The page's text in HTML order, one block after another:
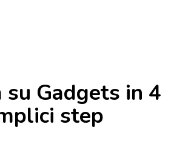
Gadgets in 4
step